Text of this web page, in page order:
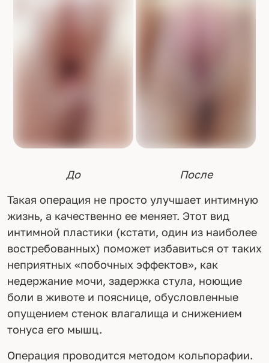
До
После
Такая операция не просто улучшает интимную
жизнь, а качественно ее меняет. Этот вид
интимной пластики (кстати, один из наиболее
востребованных) поможет избавиться от таких
неприятных «побочных эффектов», как
недержание мочи, задержка стула, ноющие
боли в животе и пояснице, обусловленные
опущением стенок влагалища и снижением
тонуса его мышц.
Операция проводится методом кольпорафии.